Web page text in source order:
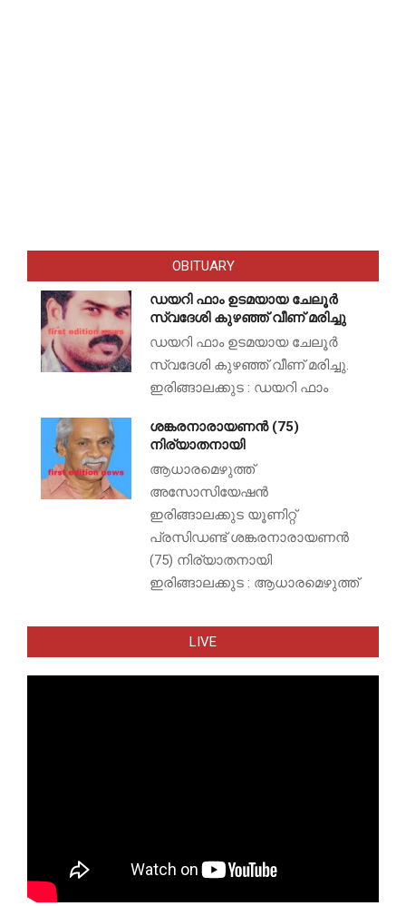
OBITUARY
ഡയറി ഫാം ഉടമയായ ചേലൂർ
സ്വദേശി കുഴഞ്ഞ് വീണ് മരിച്ചു
ഡയറി ഫാം ഉടമയായ ചേലൂർ
സ്വദേശി കുഴഞ്ഞ് വീണ് മരിച്ചു.
ഇരിങ്ങാലക്കുട : ഡയറി ഫാം
ശങ്കരനാരായണൻ (75)
നിര്യാതനായി
ആധാരമെഴുത്ത്
അസോസിയേഷൻ
ഇരിങ്ങാലക്കുട യൂണിറ്റ്
പ്രസിഡണ്ട് ശങ്കരനാരായണൻ
(75) നിര്യാതനായി
ഇരിങ്ങാലക്കുട : ആധാരമെഴുത്ത്
LIVE